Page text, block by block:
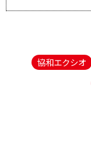
協和エクシオ